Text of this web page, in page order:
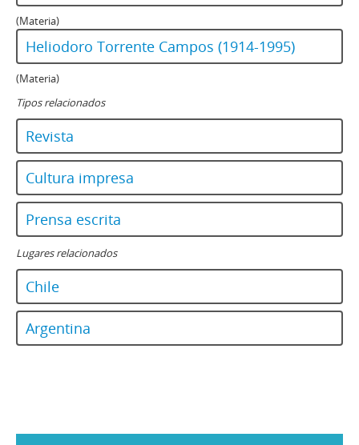
154 - Revista Ercilla. Año XXXIV, Nº 1747
155 - Revista Ercilla. Año XXXIV, Nº 1748
156 - Revista Ercilla. Año XXXIV, Nº 1750
157 - Revista Ercilla. Año XXXIV, Nº 1752
159 - Revista Ercilla. Año XXXIV, Nº 1754
162 - Revista Ercilla. Año XXXIV, Nº 1760
163 - Revista Ercilla. Año XXXIV, Nº 1761
164 - Revista Ercilla. Año XXXIV, Nº 1762
165 - Revista Ercilla. Año XXXIV, Nº 1763
ER - El Rebelde del MIR
EV - Eva
LG - La Gironda
LP - La Prensa
OFNPL - Órgano Oficial del Frente Nacionalista Patria y Libertad
(Materia)
Heliodoro Torrente Campos (1914-1995)
(Materia)
Tipos relacionados
Revista
Cultura impresa
Prensa escrita
Lugares relacionados
Chile
Argentina